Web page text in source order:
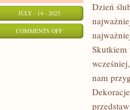
JULY - 14 - 2025
COMMENTS OFFON
Dzień
Skutkiem
nam